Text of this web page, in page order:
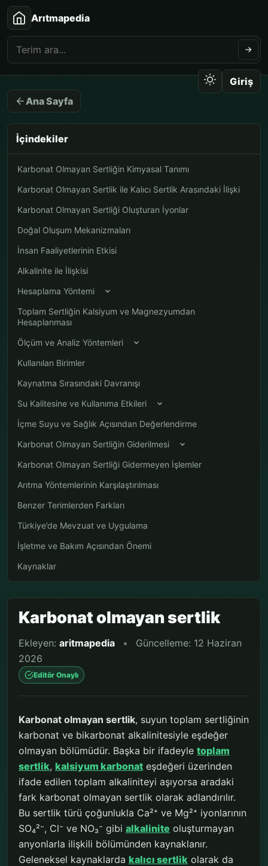
Arıtmapedia
Giriş
Ana Sayfa
İçindekiler
Karbonat Olmayan Sertliğin Kimyasal Tanımı
Karbonat Olmayan Sertlik ile Kalıcı Sertlik Arasındaki İlişki
Karbonat Olmayan Sertliği Oluşturan İyonlar
Doğal Oluşum Mekanizmaları
İnsan Faaliyetlerinin Etkisi
Alkalinite ile İlişkisi
Hesaplama Yöntemi
Toplam Sertliğin Kalsiyum ve Magnezyumdan
Hesaplanması
Ölçüm ve Analiz Yöntemleri
Kullanılan Birimler
Kaynatma Sırasındaki Davranışı
Su Kalitesine ve Kullanıma Etkileri
İçme Suyu ve Sağlık Açısından Değerlendirme
Karbonat Olmayan Sertliğin Giderilmesi
Karbonat Olmayan Sertliği Gidermeyen İşlemler
Arıtma Yöntemlerinin Karşılaştırılması
Benzer Terimlerden Farkları
Türkiye’de Mevzuat ve Uygulama
İşletme ve Bakım Açısından Önemi
Kaynaklar
Karbonat olmayan sertlik
Ekleyen: aritmapedia •
Güncelleme: 12 Haziran
2026
Editör Onaylı
Karbonat olmayan sertlik, suyun toplam sertliğinin
karbonat ve bikarbonat alkalinitesiyle eşdeğer
olmayan bölümüdür. Başka bir ifadeyle toplam
sertlik, kalsiyum karbonat eşdeğeri üzerinden
ifade edilen toplam alkaliniteyi aşıyorsa aradaki
fark karbonat olmayan sertlik olarak adlandırılır.
Bu sertlik türü çoğunlukla Ca²⁺ ve Mg²⁺ iyonlarının
SO₄²⁻, Cl⁻ ve NO₃⁻ gibi alkalinite oluşturmayan
anyonlarla ilişkili bölümünden kaynaklanır.
Geleneksel kaynaklarda kalıcı sertlik olarak da